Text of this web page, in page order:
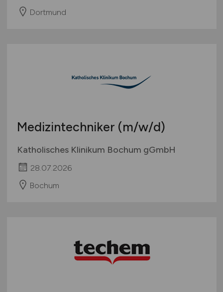
Dortmund
Medizintechniker (m/w/d)
Katholisches Klinikum Bochum gGmbH
28.07.2026
Bochum